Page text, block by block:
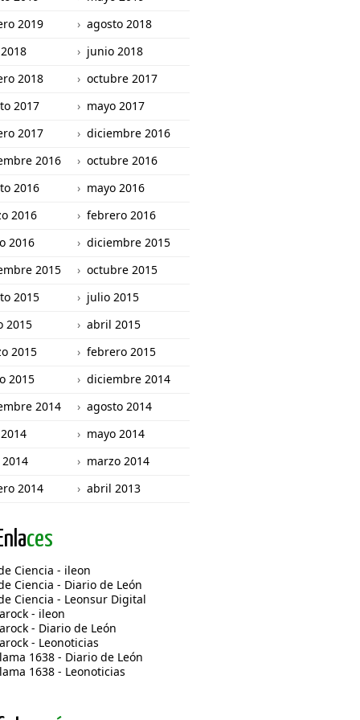
2019
agosto 2018
junio 2018
2018
octubre 2017
2017
mayo 2017
2017
diciembre 2016
2016
octubre 2016
2016
mayo 2016
2016
febrero 2016
2016
diciembre 2015
2015
octubre 2015
2015
julio 2015
2015
abril 2015
2015
febrero 2015
2015
diciembre 2014
2014
agosto 2014
mayo 2014
marzo 2014
2014
abril 2013
ces
Ciencia - ileon
Ciencia - Diario de León
Ciencia - Leonsur Digital
- ileon
- Diario de León
- Leonoticias
1638 - Diario de León
1638 - Leonoticias